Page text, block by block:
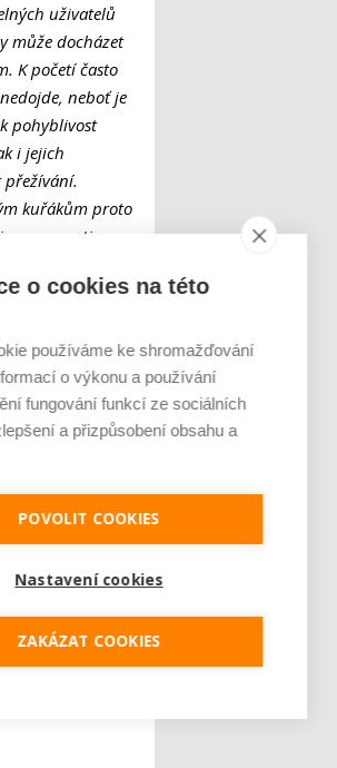
uživatelů
může docházet
K početí často
neboť je
pohyblivost
i jejich
přežívání.
kuřákům proto
se proti
až po určité
pomalé spermie
riziko potratu
o cookies na této
používáme ke shromažďování
o výkonu a používání
fungování funkcí ze sociálních
a přizpůsobení obsahu a
POVOLIT COOKIES
Nastavení cookies
ZAKÁZAT COOKIES